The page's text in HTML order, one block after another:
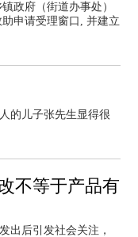
政府（街道办事处）
申请受理窗口, 并建立
的儿子张先生显得很
不等于产品有
出后引发社会关注，